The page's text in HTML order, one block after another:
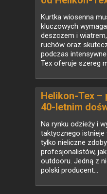
Kurtka wiosenna
kluczowych
deszczem i
ruchów oraz
podczas
Tex oferuje szereg
Helikon-Tex –
40-letnim
Na rynku odzieży i
taktycznego istnieje
tylko nieliczne
profesjonalistów,
outdooru. Jedną z
polski producent...